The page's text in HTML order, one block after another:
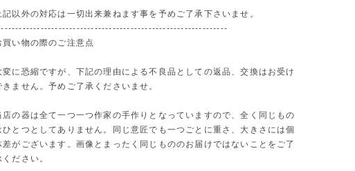
記以外の対応は一切出来兼ねます事を予めご了承下さいませ。
買い物の際のご注意点
変に恐縮ですが、下記の理由による不良品としての返品、交換はお受け
きません。予めご了承くださいませ。
店の器は全て一つ一つ作家の手作りとなっていますので、全く同じもの
ひとつとしてありません。同じ意匠でも一つごとに重さ、大きさには個
差がございます。画像とまったく同じもののお届けではないことをご了
ください。